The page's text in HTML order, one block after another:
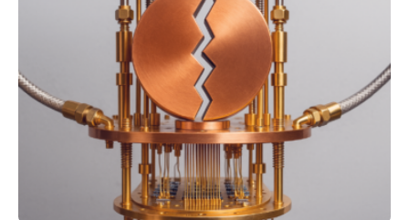
vermutet, weltweit war nach den passenden
Atomkern-Zuständen gesucht worden, 2024 gelang
einem Team der TU Wien mit Unterstützung
internationaler Partner der entscheidende Durchbruch:
Der lange diskutierte Thorium-Kernübergang wurde
gefunden. Kurz darauf konnte man zeigen, dass sich
Thorium tatsächlich nutzen lässt, um hochpräzise…